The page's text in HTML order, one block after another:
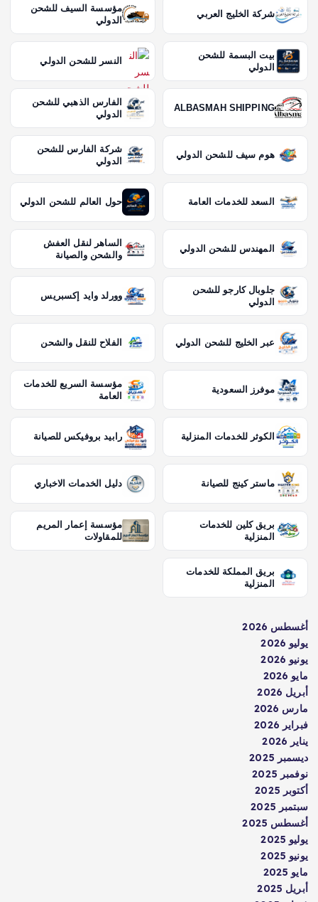
شركة الخليج العربي
مؤسسة السيف للشحن
الدولي
بيت البسمة للشحن
الدولي
النسر للشحن الدولي
ALBASMAH SHIPPING
الفارس الذهبي للشحن
الدولي
هوم سيف للشحن الدولي
شركة الفارس للشحن
الدولي
السعد للخدمات العامة حول العالم للشحن الدولي
المهندس للشحن الدولي
الساهر لنقل العفش
والشحن والصيانة
جلوبال كارجو للشحن
الدولي
وورلد وايد إكسبريس
عبر الخليج للشحن الدولي الفلاح للنقل والشحن
موفرز السعودية
مؤسسة السريع للخدمات
العامة
الكوثر للخدمات المنزلية رابيد بروفيكس للصيانة
ماستر كينج للصيانة دليل الخدمات الاخباري
بريق كلين للخدمات
المنزلية
مؤسسة إعمار المريم
للمقاولات
بريق المملكة للخدمات
المنزلية
أغسطس 2026
يوليو 2026
يونيو 2026
مايو 2026
أبريل 2026
مارس 2026
فبراير 2026
يناير 2026
ديسمبر 2025
نوفمبر 2025
أكتوبر 2025
سبتمبر 2025
أغسطس 2025
يوليو 2025
يونيو 2025
مايو 2025
أبريل 2025